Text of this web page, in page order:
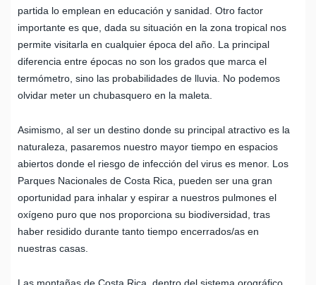
partida lo emplean en educación y sanidad. Otro factor
importante es que, dada su situación en la zona tropical nos
permite visitarla en cualquier época del año. La principal
diferencia entre épocas no son los grados que marca el
termómetro, sino las probabilidades de lluvia. No podemos
olvidar meter un chubasquero en la maleta.
Asimismo, al ser un destino donde su principal atractivo es la
naturaleza, pasaremos nuestro mayor tiempo en espacios
abiertos donde el riesgo de infección del virus es menor. Los
Parques Nacionales de Costa Rica, pueden ser una gran
oportunidad para inhalar y espirar a nuestros pulmones el
oxígeno puro que nos proporciona su biodiversidad, tras
haber residido durante tanto tiempo encerrados/as en
nuestras casas.
Las montañas de Costa Rica, dentro del sistema orográfico